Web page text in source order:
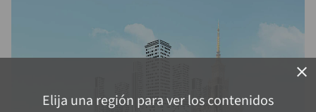
close
Elija una región para ver los contenidos